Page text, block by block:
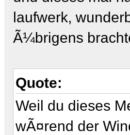
laufwerk,
Ã¼brigens
Quote:
Weil du dieses
wÃ¤rend der